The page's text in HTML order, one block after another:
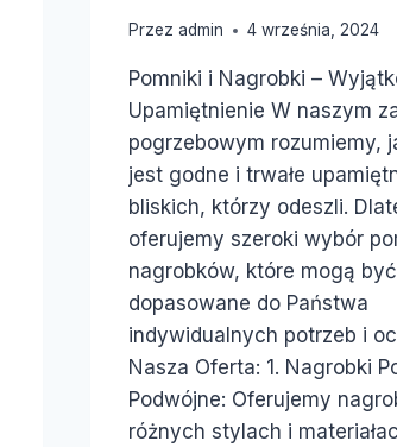
Przez admin 4 września, 2024
Pomniki i Nagrobki –
Upamiętnienie W naszym
pogrzebowym rozumiemy,
jest godne i trwałe
bliskich, którzy odeszli.
oferujemy szeroki wybór
nagrobków, które mogą być
dopasowane do Państwa
indywidualnych potrzeb i
Nasza Oferta: 1. Nagrobki
Podwójne: Oferujemy
różnych stylach i